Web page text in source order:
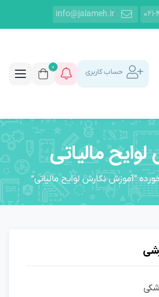
info@jalameh.ir
حساب کاربری
0
مالیاتی
“آموزش نگارش لوایح مالیاتی”